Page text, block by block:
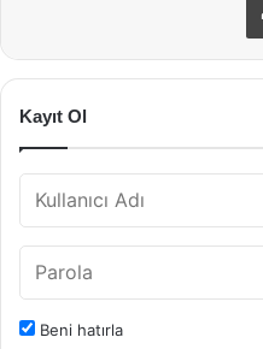
Kayıt Ol
Beni hatırla